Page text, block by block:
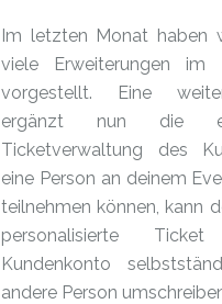
Im letzten Monat haben
viele Erweiterungen im
vorgestellt. Eine
ergänzt nun die
Ticketverwaltung des
eine Person an deinem
teilnehmen können, kann
personalisierte
Kundenkonto
andere Person